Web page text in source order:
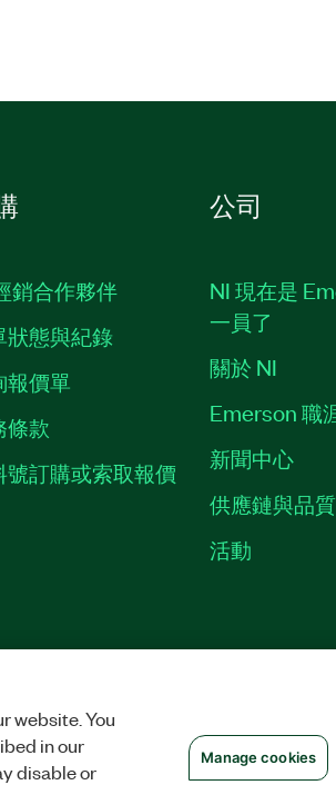
銷合作夥伴
狀態與紀錄
報價單
條款
號訂購或索取報價
公司
NI 現在是
一員了
關於 NI
Emerson 職
新聞中心
供應鏈與品質
活動
website. You
in our
disable or
Manage cookies